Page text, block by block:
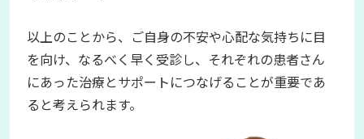
以上のことから、ご自身の不安や心配な気持ちに目
を向け、なるべく早く受診し、それぞれの患者さん
にあった治療とサポートにつなげることが重要であ
ると考えられます。